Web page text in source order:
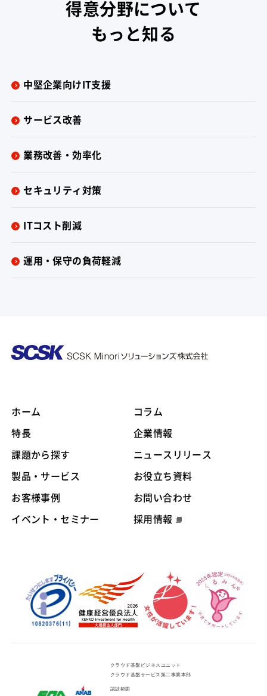
得意分野について
もっと知る
中堅企業向けIT支援
サービス改善
業務改善・効率化
セキュリティ対策
ITコスト削減
運用・保守の負荷軽減
ホーム
特長
課題から探す
製品・サービス
お客様事例
イベント・セミナー
コラム
企業情報
ニュースリリース
お役立ち資料
お問い合わせ
採用情報
クラウド基盤ビジネスユニット
クラウド基盤サービス第二事業本部
認証範囲